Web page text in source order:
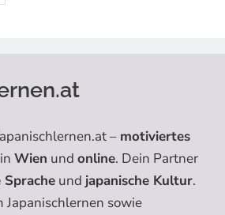
– motiviertes
in Wien und online. Dein Partner
Sprache und japanische Kultur.
Japanischlernen sowie